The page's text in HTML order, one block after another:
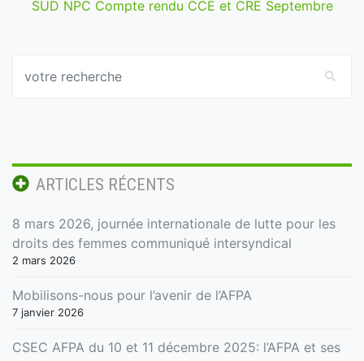
SUD NPC Compte rendu CCE et CRE Septembre
ARTICLES RÉCENTS
8 mars 2026, journée internationale de lutte pour les
droits des femmes communiqué intersyndical
2 mars 2026
Mobilisons-nous pour l’avenir de l’AFPA
7 janvier 2026
CSEC AFPA du 10 et 11 décembre 2025: l’AFPA et ses